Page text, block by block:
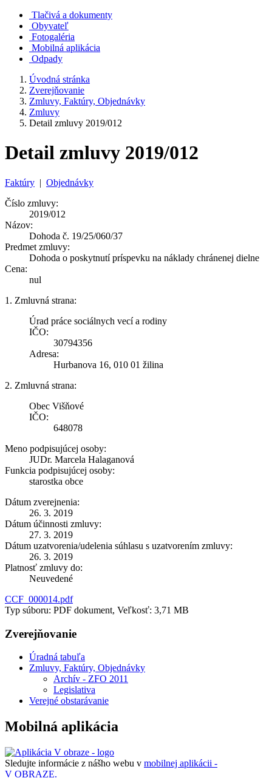
Tlačivá a dokumenty
Obyvateľ
Fotogaléria
Mobilná aplikácia
Odpady
Úvodná stránka
Zverejňovanie
Zmluvy, Faktúry, Objednávky
Zmluvy
Detail zmluvy 2019/012
Detail zmluvy 2019/012
Faktúry | Objednávky
Číslo zmluvy:
2019/012
Názov:
Dohoda č. 19/25/060/37
Predmet zmluvy:
Dohoda o poskytnutí príspevku na náklady chránenej dielne
Cena:
nul
1. Zmluvná strana:
Úrad práce sociálnych vecí a rodiny
IČO:
30794356
Adresa:
Hurbanova 16, 010 01 žilina
2. Zmluvná strana:
Obec Višňové
IČO:
648078
Meno podpisujúcej osoby:
JUDr. Marcela Halaganová
Funkcia podpisujúcej osoby:
starostka obce
Dátum zverejnenia:
26. 3. 2019
Dátum účinnosti zmluvy:
27. 3. 2019
Dátum uzatvorenia/udelenia súhlasu s uzatvorením zmluvy:
26. 3. 2019
Platnosť zmluvy do:
Neuvedené
CCF_000014.pdf
Typ súboru: PDF dokument, Veľkosť: 3,71 MB
Zverejňovanie
Úradná tabuľa
Zmluvy, Faktúry, Objednávky
Archív - ZFO 2011
Legislativa
Verejné obstarávanie
Mobilná aplikácia
Sledujte informácie z nášho webu v mobilnej aplikácii -
V OBRAZE.